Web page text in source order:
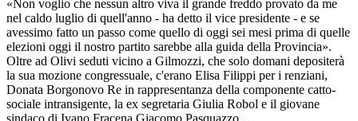
«Non voglio che nessun altro viva il grande freddo provato da me
nel caldo luglio di quell'anno - ha detto il vice presidente - e se
avessimo fatto un passo come quello di oggi sei mesi prima di quelle
elezioni oggi il nostro partito sarebbe alla guida della Provincia».
Oltre ad Olivi seduti vicino a Gilmozzi, che solo domani depositerà
la sua mozione congressuale, c'erano Elisa Filippi per i renziani,
Donata Borgonovo Re in rappresentanza della componente catto-
sociale intransigente, la ex segretaria Giulia Robol e il giovane